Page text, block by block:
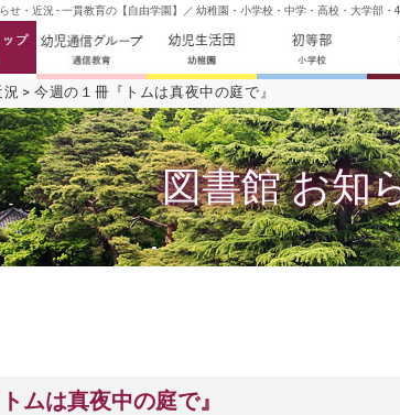
せ・近況 - 一貫教育の【自由学園】／ 幼稚園・小学校・中学・高校・大学部・
況 今週の１冊『トムは真夜中の庭で』
図書館 お知
ムは真夜中の庭で』